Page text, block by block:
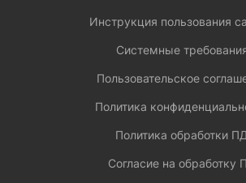
Инструкция пользования
Системные
Пользовательское
Политика
Политика обработки ПД
Согласие на обработку